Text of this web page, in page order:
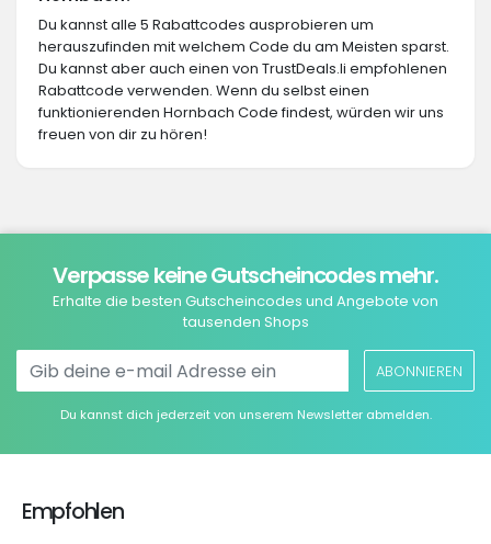
Du kannst alle 5 Rabattcodes ausprobieren um
herauszufinden mit welchem Code du am Meisten sparst.
Du kannst aber auch einen von TrustDeals.li empfohlenen
Rabattcode verwenden. Wenn du selbst einen
funktionierenden Hornbach Code findest, würden wir uns
freuen von dir zu hören!
Verpasse keine Gutscheincodes mehr.
Erhalte die besten Gutscheincodes und Angebote von
tausenden Shops
ABONNIEREN
Du kannst dich jederzeit von unserem Newsletter abmelden.
Empfohlen